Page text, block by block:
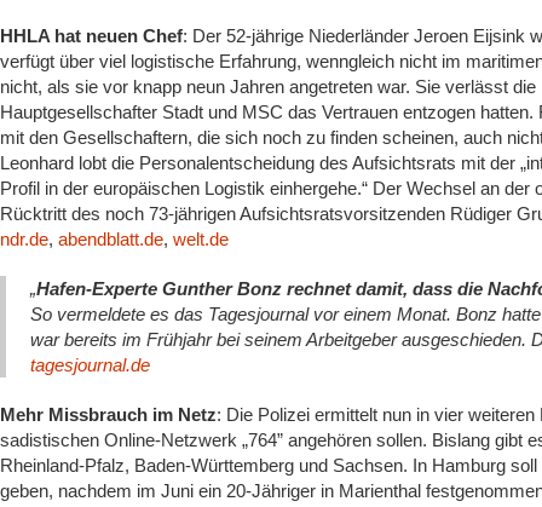
HHLA hat neuen Chef: Der 52-jährige Niederländer Jeroen Eijsink
verfügt über viel logistische Erfahrung, wenngleich nicht im
nicht, als sie vor knapp neun Jahren angetreten war. Sie verlässt
Hauptgesellschafter Stadt und MSC das Vertrauen entzogen
mit den Gesellschaftern, die sich noch zu finden scheinen, auch
Leonhard lobt die Personalentscheidung des Aufsichtsrats mit der
Profil in der europäischen Logistik einhergehe.“ Der Wechsel an
Rücktritt des noch 73-jährigen Aufsichtsratsvorsitzenden Rüdiger
ndr.de, abendblatt.de, welt.de
„Hafen-Experte Gunther Bonz rechnet damit, dass die
So vermeldete es das Tagesjournal vor einem Monat. Bonz
war bereits im Frühjahr bei seinem Arbeitgeber ausgeschieden.
tagesjournal.de
Mehr Missbrauch im Netz: Die Polizei ermittelt nun in vier
sadistischen Online-Netzwerk „764” angehören sollen. Bislang gibt
Rheinland-Pfalz, Baden-Württemberg und Sachsen. In Hamburg
geben, nachdem im Juni ein 20-Jähriger in Marienthal